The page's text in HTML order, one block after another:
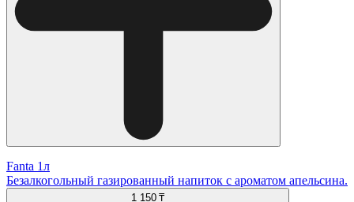
Fanta 1л
Безалкогольный газированный напиток с ароматом апельсина.
1 150 ₸